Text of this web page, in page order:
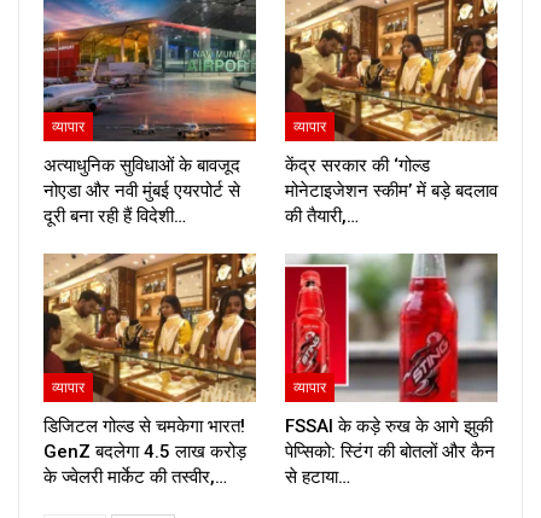
व्यापार
अत्याधुनिक सुविधाओं के बावजूद
नोएडा और नवी मुंबई एयरपोर्ट से
दूरी बना रही हैं विदेशी…
व्यापार
केंद्र सरकार की ‘गोल्ड
मोनेटाइजेशन स्कीम’ में बड़े बदलाव
की तैयारी,…
व्यापार
डिजिटल गोल्ड से चमकेगा भारत!
GenZ बदलेगा ₹4.5 लाख करोड़
के ज्वेलरी मार्केट की तस्वीर,…
व्यापार
FSSAI के कड़े रुख के आगे झुकी
पेप्सिको: स्टिंग की बोतलों और कैन
से हटाया…